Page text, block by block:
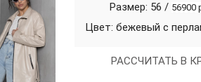
Размер: 56 / 56900
Цвет: бежевый с
РАССЧИТАТЬ В